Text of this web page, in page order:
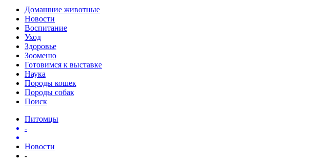
Домашние животные
Новости
Воспитание
Уход
Здоровье
Зооменю
Готовимся к выставке
Наука
Породы кошек
Породы собак
Поиск
Питомцы
-
Новости
-